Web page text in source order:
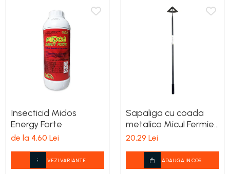
Insecticid Midos
Energy Forte
de la 4,60 Lei
VEZI VARIANTE
Sapaliga cu coada
metalica Micul Fermier
600x210mm
20,29 Lei
ADAUGA IN COS